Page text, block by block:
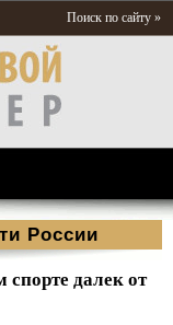
Поиск по сайту »
России
далек от